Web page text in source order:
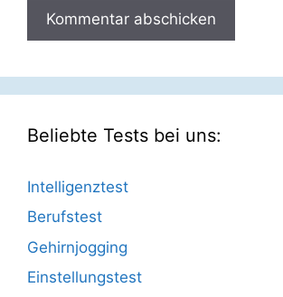
Beliebte Tests bei uns:
Intelligenztest
Berufstest
Gehirnjogging
Einstellungstest